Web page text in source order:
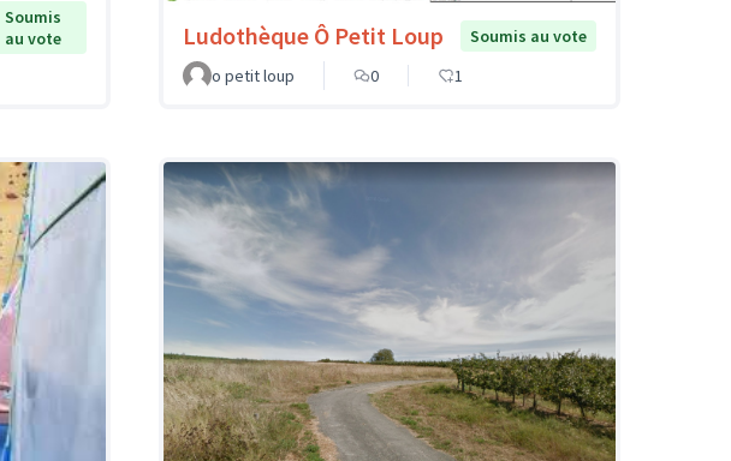
Soumis
au vote
Ludothèque Ô Petit Loup
Soumis au vote
o petit loup
0 1